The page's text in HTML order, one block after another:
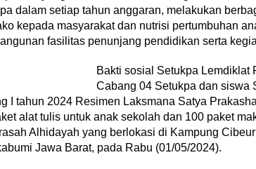
dalam setiap tahun anggaran, melakukan
kepada masyarakat dan nutrisi pertumbuhan
fasilitas penunjang pendidikan serta
Bakti sosial Setukpa Lemdiklat
Cabang 04 Setukpa dan siswa
I tahun 2024 Resimen Laksmana Satya
alat tulis untuk anak sekolah dan 100 paket
Alhidayah yang berlokasi di Kampung
Jawa Barat, pada Rabu (01/05/2024).